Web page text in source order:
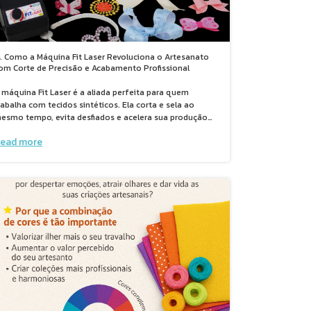
Como a Máquina Fit Laser Revoluciona o Artesanato
Corte de Precisão e Acabamento Profissional
máquina Fit Laser é a aliada perfeita para quem
com tecidos sintéticos. Ela corta e sela ao
tempo, evita desfiados e acelera sua produção
e muito mais, com acabamento profissional e
more